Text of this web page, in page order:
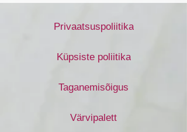
Privaatsuspoliitika
Küpsiste poliitika
Taganemisõigus
Värvipalett